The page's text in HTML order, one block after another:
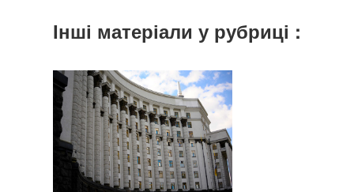
Інші матеріали у рубриці :